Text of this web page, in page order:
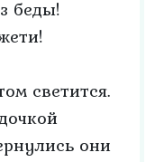
беды!
светится.
они